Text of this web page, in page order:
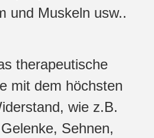
und Muskeln usw..
therapeutische
mit dem höchsten
wie z.B.
Sehnen,